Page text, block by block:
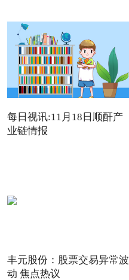
每日视讯:11月18日顺酐产
业链情报
丰元股份：股票交易异常波
动 焦点热议